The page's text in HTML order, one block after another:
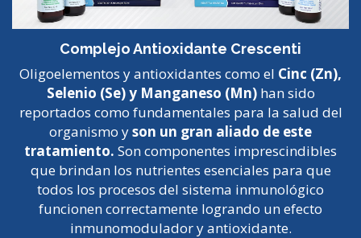
Complejo Antioxidante Crescenti
Oligoelementos y antioxidantes como el Cinc (Zn),
Selenio (Se) y Manganeso (Mn)han sido
reportados como fundamentales para la salud del
organismo yson un gran aliado de este
tratamiento. Son componentes imprescindibles
que brindan los nutrientes esenciales para que
todos los procesos del sistema inmunológico
funcionen correctamente logrando un efecto
inmunomodulador y antioxidante.